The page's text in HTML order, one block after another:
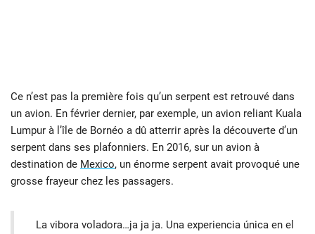
Ce n’est pas la première fois qu’un serpent est retrouvé dans
un avion. En février dernier, par exemple, un avion reliant Kuala
Lumpur à l’île de Bornéo a dû atterrir après la découverte d’un
serpent dans ses plafonniers. En 2016, sur un avion à
destination de Mexico, un énorme serpent avait provoqué une
grosse frayeur chez les passagers.
La vibora voladora…ja ja ja. Una experiencia única en el